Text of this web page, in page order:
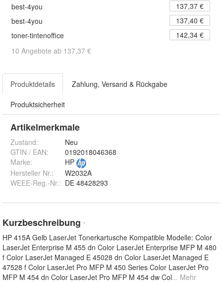
best-4you
137,37 €
best-4you
137,40 €
toner-tintenoffice
142,34 €
10 Angebote ab 137,37 €
Produktdetails Zahlung, Versand & Rückgabe
Produktsicherheit
Artikelmerkmale
Zustand:
Neu
GTIN / EAN:
0192018046368
Marke:
HP
Hersteller Nr.:
W2032A
WEEE-Reg.-Nr.: DE 48428293
Kurzbeschreibung *
HP 415A Gelb LaserJet Tonerkartusche Kompatible Modelle: Color
LaserJet Enterprise M 455 dn Color LaserJet Enterprise MFP M 480
f Color LaserJet Managed E 45028 dn Color LaserJet Managed E
47528 f Color LaserJet Pro MFP M 450 Series Color LaserJet Pro
MFP M 454 dn Color LaserJet Pro MFP M 454 dw Col... Mehr